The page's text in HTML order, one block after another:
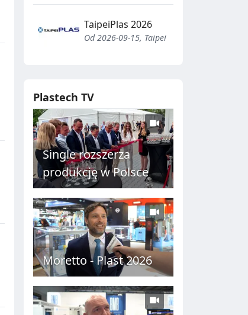
TaipeiPlas 2026
Od 2026-09-15, Taipei
Plastech TV
Single rozszerza
produkcję w Polsce
Moretto - Plast 2026